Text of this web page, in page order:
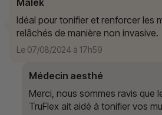
Malek
Idéal pour tonifier et renforcer les
relâchés de manière non invasive.
Le 07/08/2024 à 17h59
Médecin aesthé
Merci, nous sommes ravis que
TruFlex ait aidé à tonifier vos